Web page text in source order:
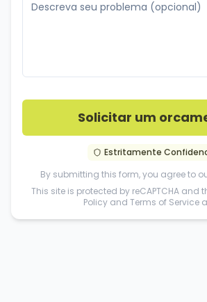
Solicitar um
Estritamente
By submitting this form, you agree to
This site is protected by reCAPTCHA and
Policy and Terms of Service